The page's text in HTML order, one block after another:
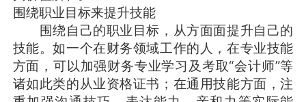
围绕职业目标来提升技能
围绕自己的职业目标，从方面面提升自己的
技能。如一个在财务领域工作的人，在专业技能
方面，可以加强财务专业学习及考取“会计师”等
诸如此类的从业资格证书；在通用技能方面，注